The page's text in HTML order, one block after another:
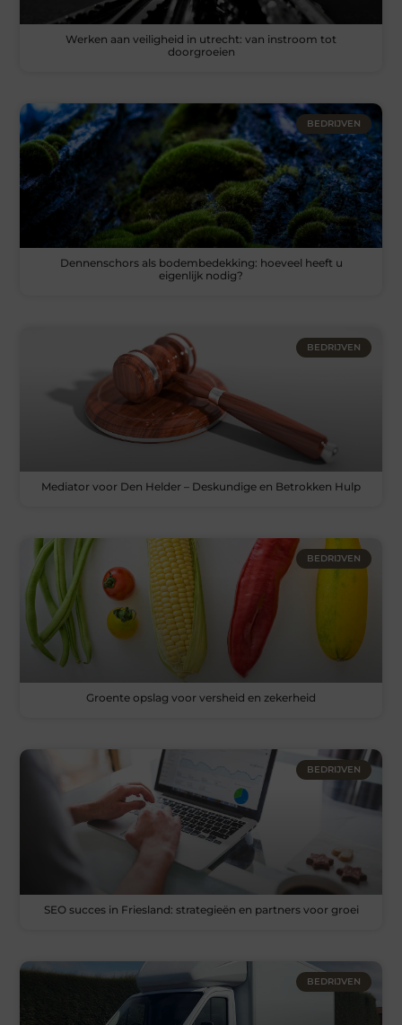
Werken aan veiligheid in utrecht: van instroom tot
doorgroeien
BEDRIJVEN
Dennenschors als bodembedekking: hoeveel heeft u
eigenlijk nodig?
BEDRIJVEN
Mediator voor Den Helder – Deskundige en Betrokken Hulp
BEDRIJVEN
Groente opslag voor versheid en zekerheid
BEDRIJVEN
SEO succes in Friesland: strategieën en partners voor groei
BEDRIJVEN